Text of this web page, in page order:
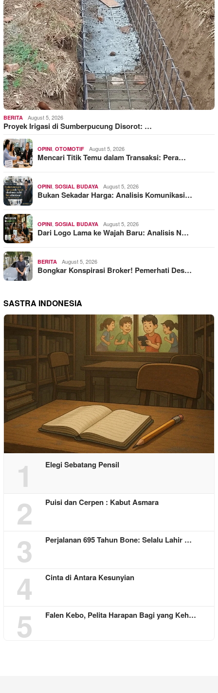
BERITA August 5, 2026
Proyek Irigasi di Sumberpucung Disorot: …
OPINI OTOMOTIF August 5, 2026
Mencari Titik Temu dalam Transaksi: Pera…
OPINI SOSIAL BUDAYA August 5, 2026
Bukan Sekadar Harga: Analisis Komunikasi…
OPINI SOSIAL BUDAYA August 5, 2026
Dari Logo Lama ke Wajah Baru: Analisis N…
BERITA August 5, 2026
Bongkar Konspirasi Broker! Pemerhati Des…
SASTRA INDONESIA
1 Elegi Sebatang Pensil
2 Puisi dan Cerpen : Kabut Asmara
3 Perjalanan 695 Tahun Bone: Selalu Lahir …
4 Cinta di Antara Kesunyian
5 Falen Kebo, Pelita Harapan Bagi yang Keh…